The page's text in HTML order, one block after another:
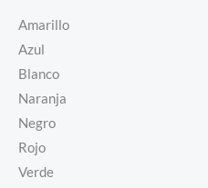
Amarillo
Azul
Blanco
Naranja
Negro
Rojo
Verde